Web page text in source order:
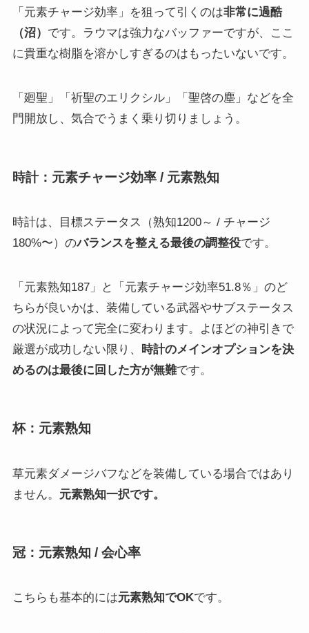
「元素チャージ効率」を狙って引くのは非常に過酷
（沼） です。ラウマは強力なバッファーですが、ここ
に貴重な樹脂を溶かしすぎるのはもったいないです。
「廻聖」「祈聖のエリクシル」「聖啓の塵」などを全
門開放し、気合でうまく乗り切りましょう。
時計：元素チャージ効率 / 元素熟知
時計は、目標ステータス（熟知1200～ / チャージ
180%〜）のバランスを整える最後の調整役です。
「元素熟知187」と「元素チャージ効率51.8％」のど
ちらが良いかは、装備している武器やサブステータス
の状況によって完全に変わります。よほどの神引きで
厳選が成功しない限り、 時計のメインオプションを決
めるのは最後に回した方が無難です。
杯：元素熟知
草元素ダメージバフなどを装備している場合ではあり
ません。 元素熟知一択です。
冠：元素熟知 / 会心率
こちらも基本的には元素熟知でOKです。